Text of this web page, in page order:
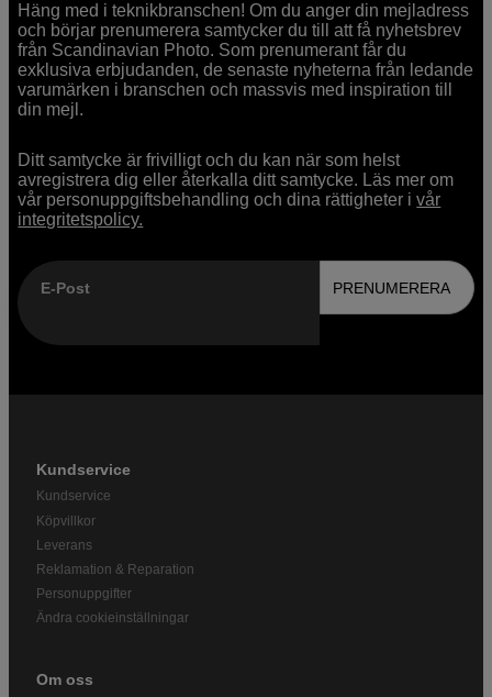
Häng med i teknikbranschen! Om du anger din mejladress
och börjar prenumerera samtycker du till att få nyhetsbrev
från Scandinavian Photo. Som prenumerant får du
exklusiva erbjudanden, de senaste nyheterna från ledande
varumärken i branschen och massvis med inspiration till
din mejl.
Ditt samtycke är frivilligt och du kan när som helst
avregistrera dig eller återkalla ditt samtycke. Läs mer om
vår personuppgiftsbehandling och dina rättigheter ivår
integritetspolicy.
E-Post PRENUMERERA
Kundservice
Kundservice
Köpvillkor
Leverans
Reklamation & Reparation
Personuppgifter
Ändra cookieinställningar
Om oss